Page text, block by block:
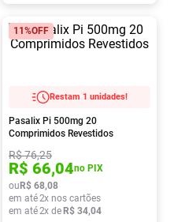
11%OFF
Restam 1 unidades!
Pasalix Pi 500mg 20
Comprimidos Revestidos
R$76,25
R$ 66,04no PIX
ouR$ 68,08
em até2x nos cartões
em até2x deR$ 34,04